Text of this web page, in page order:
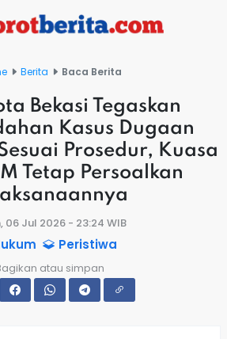
Berita Baca Berita
Bekasi Tegaskan
Kasus Dugaan
Prosedur, Kuasa
Tetap Persoalkan
06 Jul 2026 - 23:24 WIB
Peristiwa
atau simpan